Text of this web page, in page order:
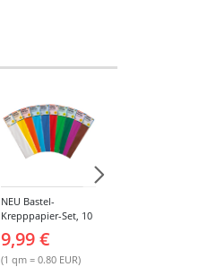
NEU Bastel-
Krepppapier-Set, 10
50x250cm
9,99 €
(1 qm = 0.80 EUR)